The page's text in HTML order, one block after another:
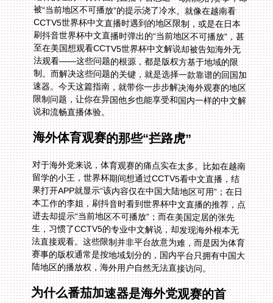
说和流畅直播体验。
海外体育观赛的那些“拦路虎”
对于海外党来说，体育观赛的痛点实在太多。比如在越南
留学的小王，世界杯期间想通过CCTV5看中文直播，结
果打开APP就显示“该内容仅在中国大陆地区可用”；在日
本工作的李姐，刷抖音时看到世界杯中文直播的推荐，点
进去却提示“当前地区不可播放”；而在美国定居的张先
生，习惯了CCTV5的专业中文解说，却发现海外根本无
法直接观看。这些限制并非平台故意为难，而是因为体育
赛事的版权通常是按地域划分的，国内平台只拥有中国大
陆地区的播放权，海外用户自然无法直接访问。
为什么番茄加速器是海外党观赛的首